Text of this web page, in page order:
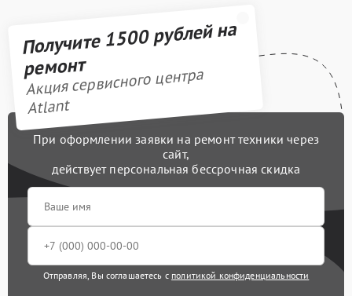
Получите 1500 рублей на
ремонт
Акция сервисного центра
Atlant
При оформлении заявки на ремонт техники через
сайт,
действует персональная бессрочная скидка
Отправляя, Вы соглашаетесь с политикой конфиденциальности